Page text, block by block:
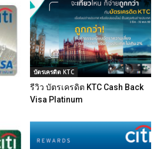
บัตรเครดิต KTC
รีวิว บัตรเครดิต KTC Cash Back
Visa Platinum